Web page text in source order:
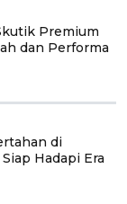
Premium
dan Performa
di
Hadapi Era